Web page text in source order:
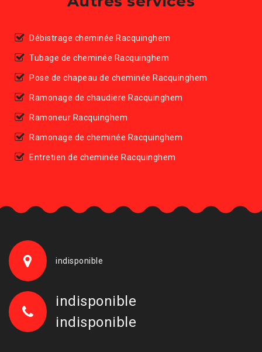
Débistrage cheminée Racquinghem
Tubage de cheminée Racquinghem
Pose de chapeau de cheminée Racquinghem
Ramonage de chaudiere Racquinghem
Ramoneur Racquinghem
Ramonage de cheminée Racquinghem
Entretien de cheminée Racquinghem
indisponible
indisponible
indisponible